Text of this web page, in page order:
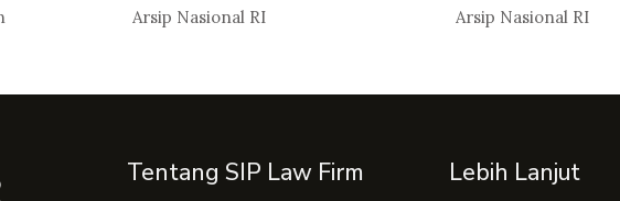
Arsip Nasional RI
In Peratur... Arsip Nasional RI
In Peratur...
Tentang SIP Law Firm Lebih Lanjut